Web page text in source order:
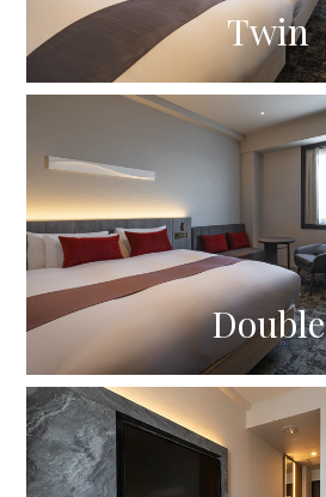
Twin
Double